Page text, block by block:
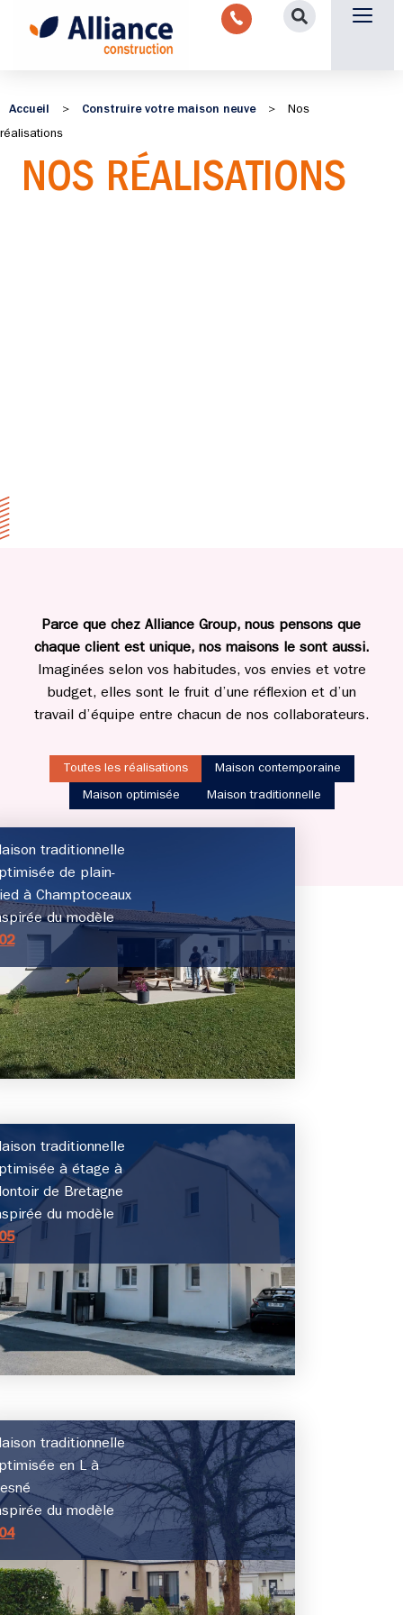
Accueil > Construire votre maison neuve > Nos
réalisations
NOS RÉALISATIONS
Parce que chez Alliance Group, nous pensons que
chaque client est unique, nos maisons le sont aussi.
Imaginées selon vos habitudes, vos envies et votre
budget, elles sont le fruit d’une réflexion et d’un
travail d’équipe entre chacun de nos collaborateurs.
Toutes les réalisations Maison contemporaine
Maison optimisée Maison traditionnelle
traditionnelle
de plain-
à Champtoceaux
du modèle
traditionnelle
à étage à
de Bretagne
du modèle
traditionnelle
en L à
du modèle